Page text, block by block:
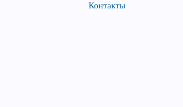
Контакты